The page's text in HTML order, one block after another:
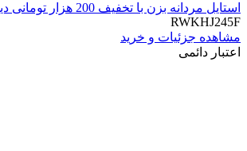
استایل مردانه بزن با تخفیف 200 هزار تومانی دیجی استایل
RWKHJ245F
مشاهده جزئیات و خرید
اعتبار دائمی